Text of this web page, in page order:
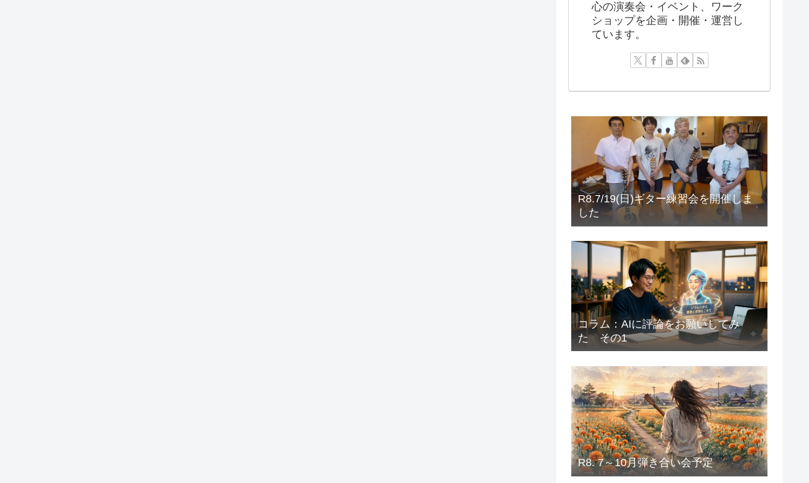
心の演奏会・イベント、ワーク
ショップを企画・開催・運営し
ています。
R8.7/19(日)ギター練習会を開催しま
した
コラム：AIに評論をお願いしてみ
た その1
R8. 7～10月弾き合い会予定